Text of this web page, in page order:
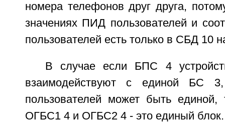
номера телефонов друг друга,
значениях ПИД пользователей и
пользователей есть только в СБД 10
В случае если БПС 4
взаимодействуют с единой
пользователей может быть единой,
ОГБС1 4 и ОГБС2 4 - это единый блок.